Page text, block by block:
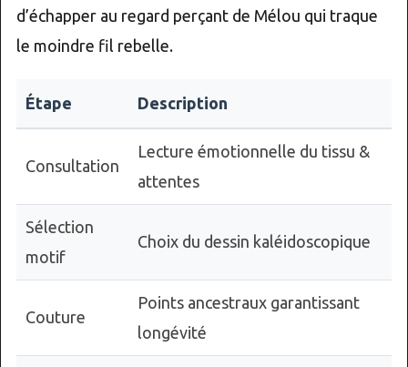
d’échapper au regard perçant de Mélou qui traque
le moindre fil rebelle.
Étape Description
Consultation
Lecture émotionnelle du tissu &
attentes
Sélection
motif
Choix du dessin kaléidoscopique
Couture
Points ancestraux garantissant
longévité